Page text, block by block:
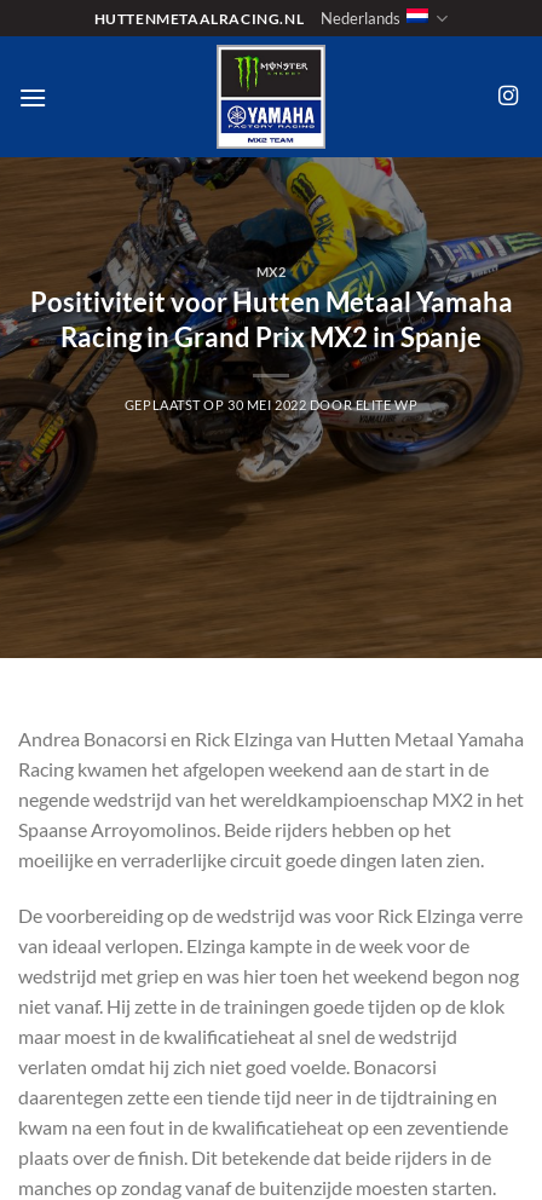
naar
HUTTENMETAALRACING.NL Nederlands
MX2
Positiviteit voor Hutten Metaal Yamaha
Racing in Grand Prix MX2 in Spanje
GEPLAATST OP30 MEI 2022 DOORELITE WP
Andrea Bonacorsi en Rick Elzinga van Hutten Metaal Yamaha
Racing kwamen het afgelopen weekend aan de start in de
negende wedstrijd van het wereldkampioenschap MX2 in het
Spaanse Arroyomolinos. Beide rijders hebben op het
moeilijke en verraderlijke circuit goede dingen laten zien.
De voorbereiding op de wedstrijd was voor Rick Elzinga verre
van ideaal verlopen. Elzinga kampte in de week voor de
wedstrijd met griep en was hier toen het weekend begon nog
niet vanaf. Hij zette in de trainingen goede tijden op de klok
maar moest in de kwalificatieheat al snel de wedstrijd
verlaten omdat hij zich niet goed voelde. Bonacorsi
daarentegen zette een tiende tijd neer in de tijdtraining en
kwam na een fout in de kwalificatieheat op een zeventiende
plaats over de finish. Dit betekende dat beide rijders in de
manches op zondag vanaf de buitenzijde moesten starten.